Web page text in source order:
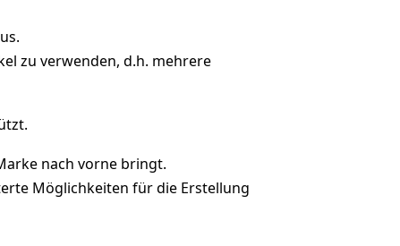
zu verwenden, d.h. mehrere
nach vorne bringt.
Möglichkeiten für die Erstellung